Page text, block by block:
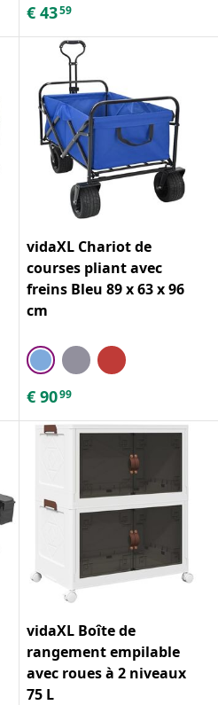
€ 4359
vidaXL Chariot de
courses pliant avec
freins Bleu 89 x 63 x 96
cm
€ 9099
vidaXL Boîte de
rangement empilable
avec roues à 2 niveaux
75 L